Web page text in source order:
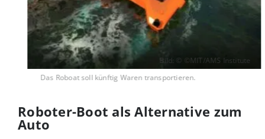
Das Roboat soll künftig Waren transportieren.
Bild: © ©MIT/AMS Institute
Roboter-Boot als Alternative zum
Auto